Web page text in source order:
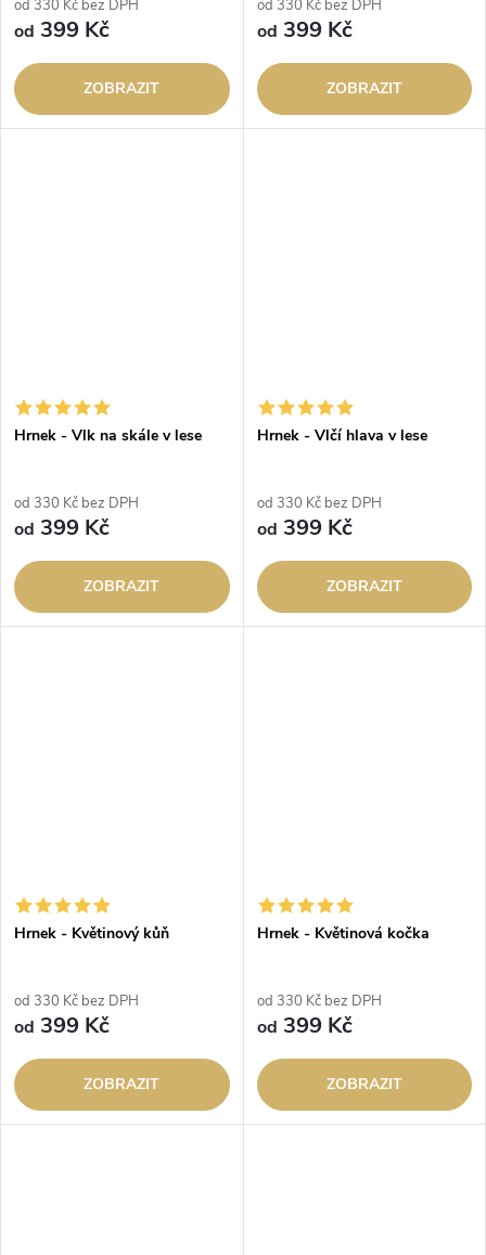
od 330 Kč bez DPH
od 399 Kč
ZOBRAZIT
od 330 Kč bez DPH
od 399 Kč
ZOBRAZIT
Hrnek - Vlk na skále v lese
od 330 Kč bez DPH
od 399 Kč
ZOBRAZIT
Hrnek - Vlčí hlava v lese
od 330 Kč bez DPH
od 399 Kč
ZOBRAZIT
Hrnek - Květinový kůň
od 330 Kč bez DPH
od 399 Kč
ZOBRAZIT
Hrnek - Květinová kočka
od 330 Kč bez DPH
od 399 Kč
ZOBRAZIT